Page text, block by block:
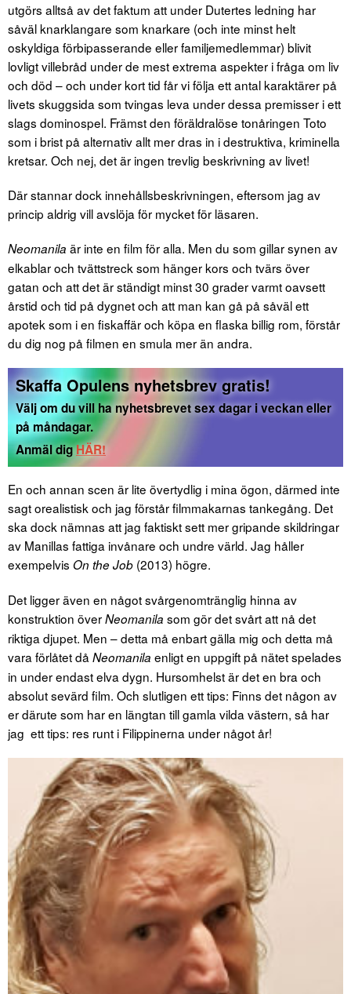
utgörs alltså av det faktum att under Dutertes ledning har
såväl knarklangare som knarkare (och inte minst helt
oskyldiga förbipasserande eller familjemedlemmar) blivit
lovligt villebråd under de mest extrema aspekter i fråga om liv
och död – och under kort tid får vi följa ett antal karaktärer på
livets skuggsida som tvingas leva under dessa premisser i ett
slags dominospel. Främst den föräldralöse tonåringen Toto
som i brist på alternativ allt mer dras in i destruktiva, kriminella
kretsar. Och nej, det är ingen trevlig beskrivning av livet!
Där stannar dock innehållsbeskrivningen, eftersom jag av
princip aldrig vill avslöja för mycket för läsaren.
Neomanila är inte en film för alla. Men du som gillar synen av
elkablar och tvättstreck som hänger kors och tvärs över
gatan och att det är ständigt minst 30 grader varmt oavsett
årstid och tid på dygnet och att man kan gå på såväl ett
apotek som i en fiskaffär och köpa en flaska billig rom, förstår
du dig nog på filmen en smula mer än andra.
Skaffa Opulens nyhetsbrev gratis!
Välj om du vill ha nyhetsbrevet sex dagar i veckan eller
på måndagar.
Anmäl digHÄR!
En och annan scen är lite övertydlig i mina ögon, därmed inte
sagt orealistisk och jag förstår filmmakarnas tankegång. Det
ska dock nämnas att jag faktiskt sett mer gripande skildringar
av Manillas fattiga invånare och undre värld. Jag håller
exempelvis On the Job (2013) högre.
Det ligger även en något svårgenomtränglig hinna av
konstruktion överNeomanila som gör det svårt att nå det
riktiga djupet. Men – detta må enbart gälla mig och detta må
vara förlåtet då Neomanila enligt en uppgift på nätet spelades
in under endast elva dygn. Hursomhelst är det en bra och
absolut sevärd film. Och slutligen ett tips: Finns det någon av
er därute som har en längtan till gamla vilda västern, så har
jag ett tips: res runt i Filippinerna under något år!